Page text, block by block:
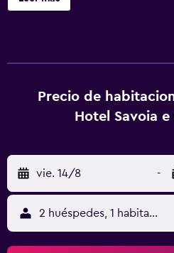
zona común. Se incluye un
hotel en Montecatini Terme
gratis. Los servicios para las
actividades de ocio y
abajo en las instalaciones o
posible que se aplique un
Precio de
Hotel Savoia
vie. 14/8 -
2 huéspedes, 1 habitación